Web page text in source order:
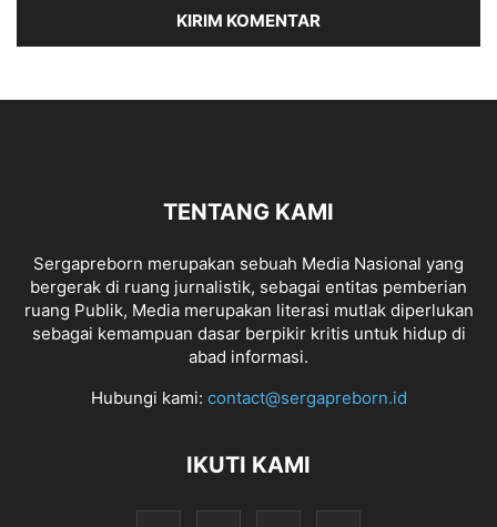
TENTANG KAMI
Sergapreborn merupakan sebuah Media Nasional yang
bergerak di ruang jurnalistik, sebagai entitas pemberian
ruang Publik, Media merupakan literasi mutlak diperlukan
sebagai kemampuan dasar berpikir kritis untuk hidup di
abad informasi.
Hubungi kami: contact@sergapreborn.id
IKUTI KAMI